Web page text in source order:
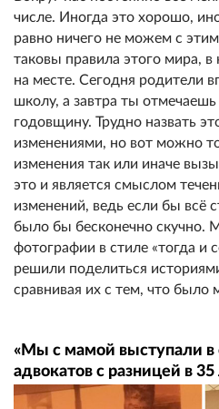
числе. Иногда это хорошо,
равно ничего не можем с
таковы правила этого мира, в
на месте. Сегодня родители
школу, а завтра ты
годовщину. Трудно назвать
изменениями, но вот можно
изменения так или иначе
это и является смыслом
изменений, ведь если бы всё
было бы бесконечно скучно.
фотографии в стиле «тогда и
решили поделиться
сравнивая их с тем, что было
«Мы с мамой выступали в
адвокатов с разницей в 35